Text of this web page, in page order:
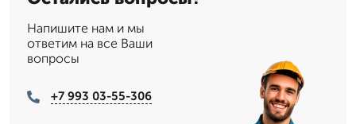
Напишите нам и мы
ответим на все Ваши
вопросы
+7 993 03-55-306